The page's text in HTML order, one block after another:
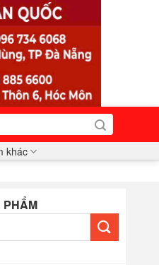
khác
PHẨM